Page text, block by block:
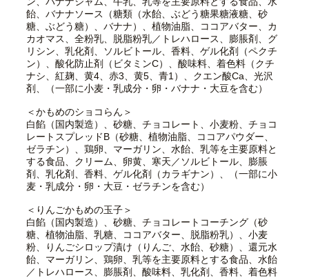
飴、バナナソース（糖類（水飴、ぶどう糖果糖液糖、砂
糖、ぶどう糖）、バナナ）、植物油脂、ココアバター、カ
カオマス、全粉乳、脱脂粉乳／トレハロース、膨脹剤、グ
リシン、乳化剤、ソルビトール、香料、ゲル化剤（ペクチ
ン）、酸化防止剤（ビタミンC）、酸味料、着色料（クチ
ナシ、紅麹、黄4、赤3、黄5、青1）、クエン酸Ca、光沢
剤、（一部に小麦・乳成分・卵・バナナ・大豆を含む）
＜かもめのショコらん＞
白餡（国内製造）、砂糖、チョコレート、小麦粉、チョコ
レートスプレッドB（砂糖、植物油脂、ココアパウダー、
ゼラチン）、鶏卵、マーガリン、水飴、乳等を主要原料と
する食品、クリーム、卵黄、寒天／ソルビトール、膨脹
剤、乳化剤、香料、ゲル化剤（カラギナン）、（一部に小
麦・乳成分・卵・大豆・ゼラチンを含む）
＜りんごかもめの玉子＞
白餡（国内製造）、砂糖、チョコレートコーチング（砂
糖、植物油脂、乳糖、ココアバター、脱脂粉乳）、小麦
粉、りんごシロップ漬け（りんご、水飴、砂糖）、還元水
飴、マーガリン、鶏卵、乳等を主要原料とする食品、水飴
／トレハロース、膨脹剤、酸味料、乳化剤、香料、着色料